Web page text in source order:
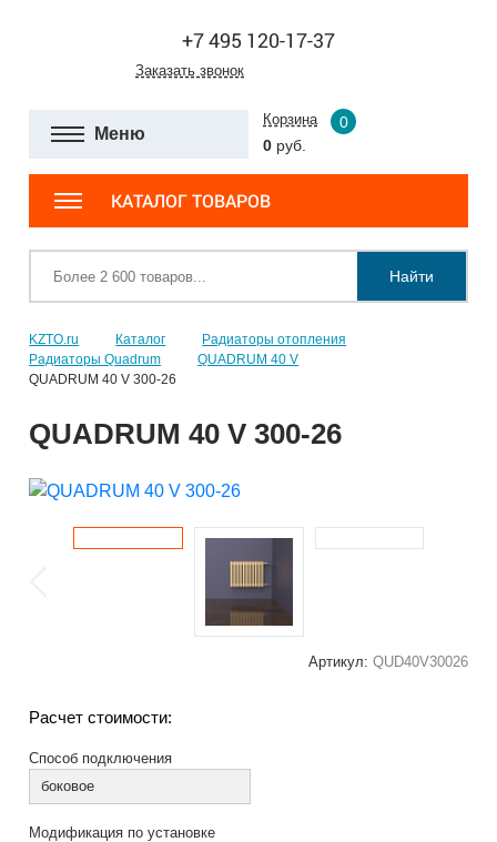
+7 495 120-17-37
Заказать звонок
Меню
Корзина
0
0 руб.
КАТАЛОГ ТОВАРОВ
Найти
KZTO.ru Каталог
Радиаторы отопления
Радиаторы Quadrum
QUADRUM 40 V
QUADRUM 40 V 300-26
QUADRUM 40 V 300-26
Артикул: QUD40V30026
Расчет стоимости:
Способ подключения
боковое
Модификация по установке